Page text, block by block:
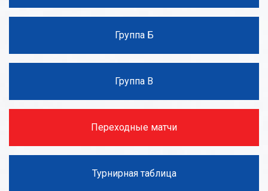
Группа Б
Группа В
Переходные матчи
Турнирная таблица